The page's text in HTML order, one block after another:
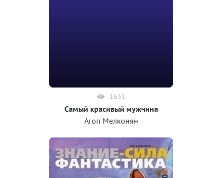
1631
Самый красивый мужчина
Агоп Мелконян